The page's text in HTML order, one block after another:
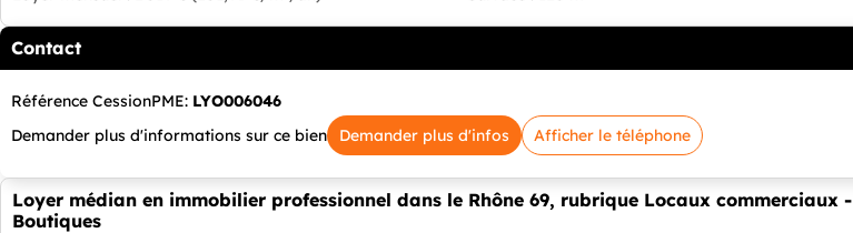
Contact
Référence CessionPME: LYO006046
Demander plus d'informations sur ce bien
Demander plus d'infos Afficher le téléphone
Loyer médian en immobilier professionnel dans le Rhône 69, rubrique Locaux commerciaux -
Boutiques